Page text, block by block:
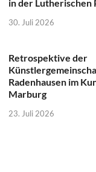
in der
30. Juli 2026
Retrospektive der
Radenhausen im
Marburg
23. Juli 2026